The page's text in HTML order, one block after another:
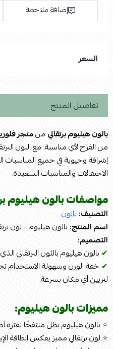
إضافة ملاحظة
السعر
تفاصيل المنتج
بالون هيليوم برتقالي منمتجر
من الفرح لأي مناسبة. مع اللون
إشراقة وحيوية في جميع المناسبات
الاحتفالات والمناسبات السعيدة.
مواصفات بالون هيليوم
التصنيف: بالون
اسم المنتج: بالون هيليوم - لون
التصميم:
✔ بالون هيليوم باللون البرتقالي
✔خفة الوزن وسهولة الاستخدام
لتزيين أي مكان بسرعة.
مميزات بالون هيليوم:
⭐ بالون هيليوم يظل منتفخًا لفترة
⭐ لون برتقالي مميز يعكس الطاقة